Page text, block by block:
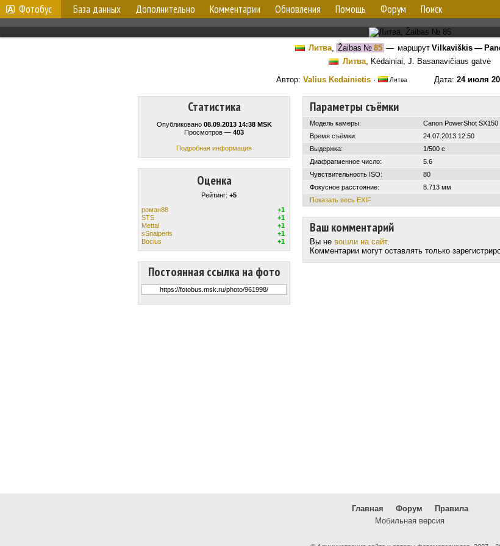
Фотобус База данных Дополнительно Комментарии Обновления Помощь Форум Поиск
Литва, Žaibas № 85 — маршрут Vilkaviškis —
Литва, Kėdainiai, J. Basanavičiaus gatvė
Автор: Valius Kedainietis · Литва Дата: 24 июля
Статистика
Опубликовано 08.09.2013 14:38 MSK
Просмотров — 403
Подробная информация
Оценка
Рейтинг: +5
роман88
+1
STS
+1
Mettal
+1
sSnaiperis
+1
Bocius
+1
Постоянная ссылка на фото
Параметры съёмки
Модель камеры:
Canon PowerShot SX150
Время съёмки:
24.07.2013 12:50
Выдержка:
1/500 с
Диафрагменное число:
5.6
Чувствительность ISO:
80
Фокусное расстояние:
8.713 мм
Показать весь EXIF
Ваш комментарий
Вы не вошли на сайт.
Комментарии могут оставлять только
Главная Форум
Правила
Мобильная версия